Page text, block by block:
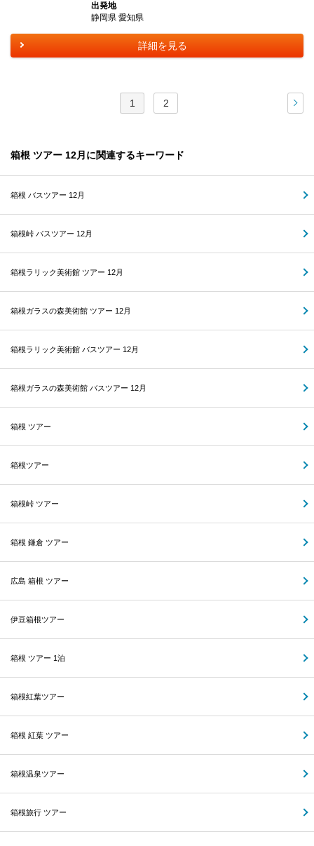
出発地
静岡県 愛知県
詳細を見る
1 2
箱根 ツアー 12月に関連するキーワード
箱根 バスツアー 12月
箱根峠 バスツアー 12月
箱根ラリック美術館 ツアー 12月
箱根ガラスの森美術館 ツアー 12月
箱根ラリック美術館 バスツアー 12月
箱根ガラスの森美術館 バスツアー 12月
箱根 ツアー
箱根ツアー
箱根峠 ツアー
箱根 鎌倉 ツアー
広島 箱根 ツアー
伊豆箱根ツアー
箱根 ツアー 1泊
箱根紅葉ツアー
箱根 紅葉 ツアー
箱根温泉ツアー
箱根旅行 ツアー